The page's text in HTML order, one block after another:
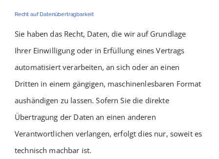
Recht auf Datenübertragbarkeit
Sie haben das Recht, Daten, die wir auf Grundlage
Ihrer Einwilligung oder in Erfüllung eines Vertrags
automatisiert verarbeiten, an sich oder an einen
Dritten in einem gängigen, maschinenlesbaren Format
aushändigen zu lassen. Sofern Sie die direkte
Übertragung der Daten an einen anderen
Verantwortlichen verlangen, erfolgt dies nur, soweit es
technisch machbar ist.